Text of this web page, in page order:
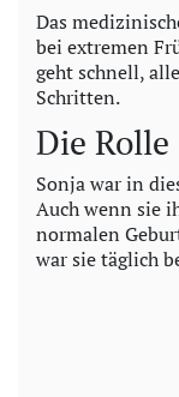
Das
bei extremen
geht schnell,
Schritten.
Die
Sonja war in
Auch wenn sie
normalen
war sie täglich